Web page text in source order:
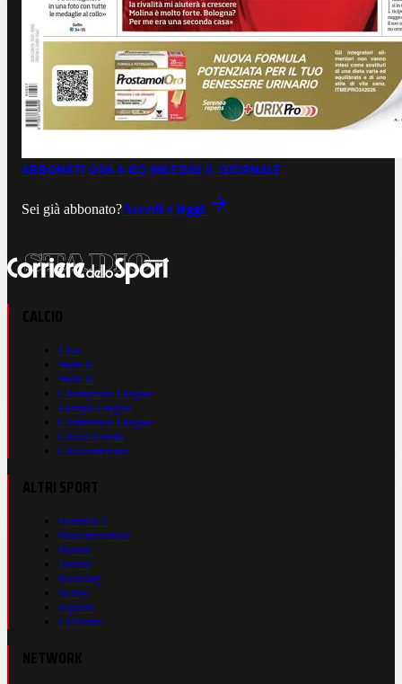
ABBONATI ORA A €0,99LEGGI IL GIORNALE
Sei già abbonato?Accedi e leggi
Live
Serie A
Serie B
Champions League
Europa League
Conference League
Calcio Estero
Calciomercato
Formula 1
Motomondiale
Basket
Tennis
Running
Volley
eSports
Ciclismo